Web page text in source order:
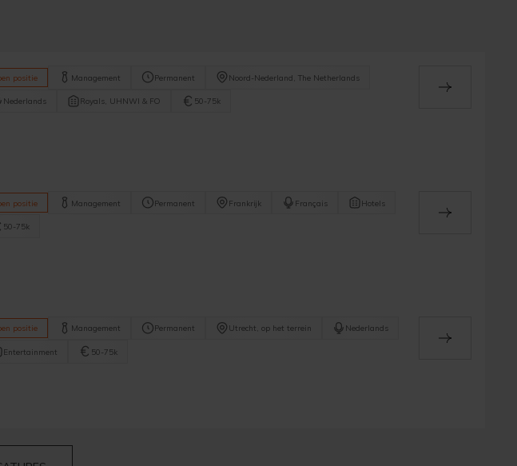
positie Management Permanent Noord-Nederland, The Netherlands
Nederlands Royals, UHNWI & FO 50-75k
positie Management Permanent Frankrijk Français Hotels
50-75k
positie Management Permanent Utrecht, op het terrein Nederlands
Entertainment 50-75k